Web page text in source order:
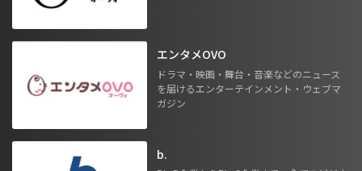
エンタメOVO
ドラマ・映画・舞台・音楽などのニュース
を届けるエンターテインメント・ウェブマ
ガジン
b.